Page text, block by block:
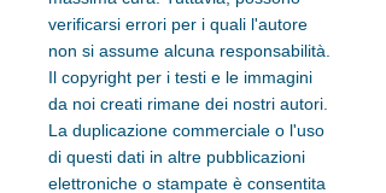
verificarsi errori per i quali l'autore
non si assume alcuna responsabilità.
Il copyright per i testi e le immagini
da noi creati rimane dei nostri autori.
La duplicazione commerciale o l'uso
di questi dati in altre pubblicazioni
elettroniche o stampate è consentita